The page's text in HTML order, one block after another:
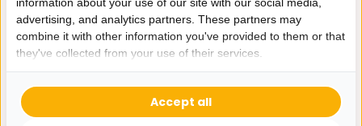
0162-231130
klantenservice@bazaaronline.nl
advertising, and analytics partners. These partners may
combine it with other information you've provided to them or that
they've collected from your use of their services.
Accept all